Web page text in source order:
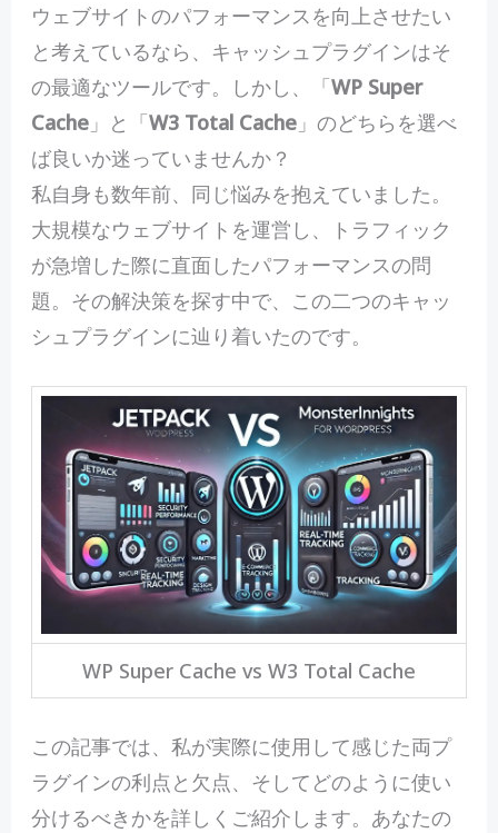
ウ ェブサイトのパフォーマンスを向上させたい
と考えているなら、キャッシュプラグインはそ
の最適なツールです。しかし、「WP Super
Cache」と「W3 Total Cache」のどちらを選べ
ば良いか迷っていませんか？
私自身も数年前、同じ悩みを抱えていました。
大規模なウェブサイトを運営し、トラフィック
が急増した際に直面したパフォーマンスの問
題。その解決策を探す中で、この二つのキャッ
シュプラグインに辿り着いたのです。
WP Super Cache vs W3 Total Cache
この記事では、私が実際に使用して感じた両プ
ラグインの利点と欠点、そしてどのように使い
分けるべきかを詳しくご紹介します。あなたの